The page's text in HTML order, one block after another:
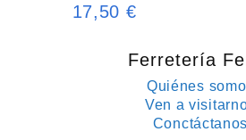
17,50 €
Ferretería
Quiénes
Ven a
Conctáctanos